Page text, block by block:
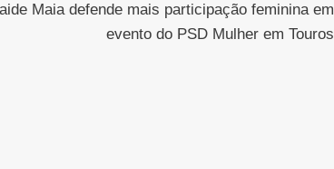
Maia defende mais participação feminina em
evento do PSD Mulher em Touros